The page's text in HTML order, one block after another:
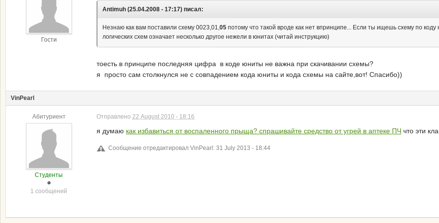
Гости
Antimuh (25.04.2008 - 17:17) писал:
Незнаю как вам поставили схему 0023,01,05 потому что такой вроде как нет впринципе... Если ты ищешь схему по
логических схем означает несколько другое нежели в юнитах (читай инструкцию)
тоесть в принципе последняя цифра в коде юниты не важна при скачивании схемы?
я просто сам столкнулся не с совпадением кода юниты и кода схемы на сайте,вот! Спасибо))
VinPearl
Абитуриент
Студенты
1 сообщений
Отправлено 22 August 2010 - 18:16
я думаю как избавиться от воспаленного прыща? спрашивайте средство от угрей в аптеке ПЧ что эти
Сообщение отредактировал VinPearl: 31 July 2013 - 18:44